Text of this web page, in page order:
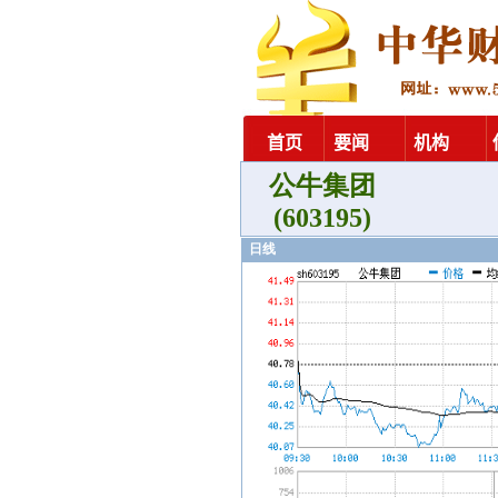
公牛集团
(603195)
日线